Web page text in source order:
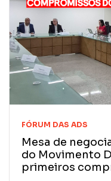
FÓRUM DAS ADS
Mesa de
do Movimento
primeiros